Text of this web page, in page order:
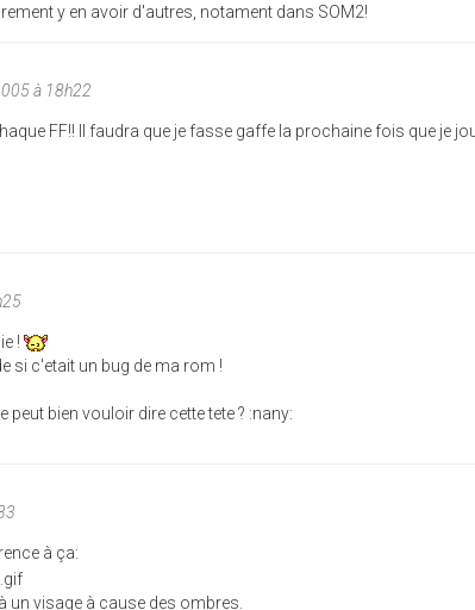
y en avoir d'autres, notament dans SOM2!
à 18h22
FF!! Il faudra que je fasse gaffe la prochaine fois que je
!
si c'etait un bug de ma rom !
bien vouloir dire cette tete ? :nany:
à ça:
un visage à cause des ombres.